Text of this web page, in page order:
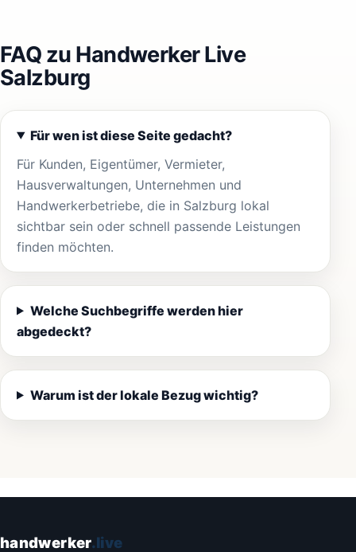
FAQ zu Handwerker Live
Salzburg
Für wen ist diese Seite gedacht?
Für Kunden, Eigentümer, Vermieter,
Hausverwaltungen, Unternehmen und
Handwerkerbetriebe, die in Salzburg lokal
sichtbar sein oder schnell passende Leistungen
finden möchten.
Welche Suchbegriffe werden hier
abgedeckt?
Warum ist der lokale Bezug wichtig?
handwerker.live